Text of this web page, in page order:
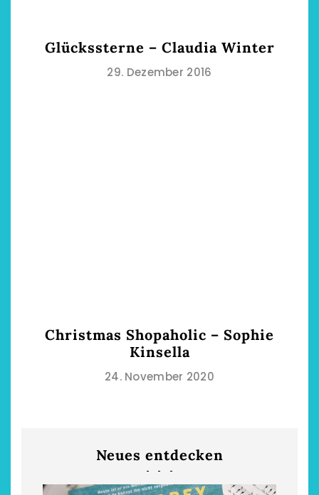
Neues entdecken
Glückssterne – Claudia Winter
29. Dezember 2016
Christmas Shopaholic – Sophie
Kinsella
24. November 2020